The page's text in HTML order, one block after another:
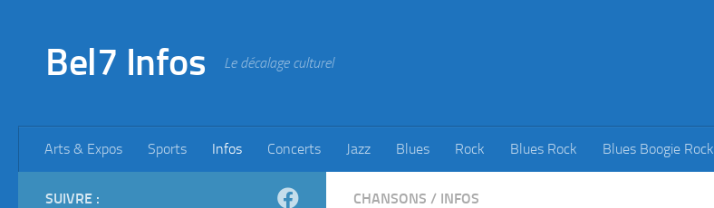
Bel7 Infos Le décalage culturel
Arts & Expos Sports Infos Concerts Jazz Blues Rock Blues Rock Blues Boogie Rock
CHANSONS / INFOS
SUIVRE :